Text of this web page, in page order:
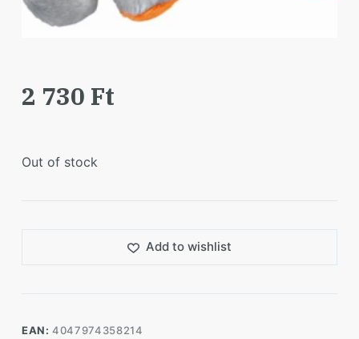
2 730 Ft
Out of stock
Add to wishlist
EAN:4047974358214